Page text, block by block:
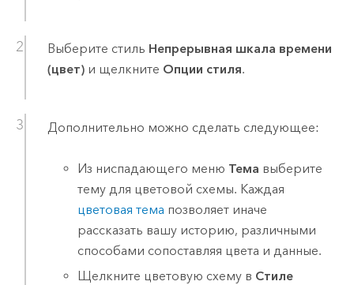
Выберите стиль Непрерывная шкала времени
(цвет)и щелкните Опции стиля.
Дополнительно можно сделать следующее:
Из ниспадающего меню Тема выберите
тему для цветовой схемы. Каждая
цветовая тема позволяет иначе
рассказать вашу историю, различными
способами сопоставляя цвета и данные.
Щелкните цветовую схему в Стиле